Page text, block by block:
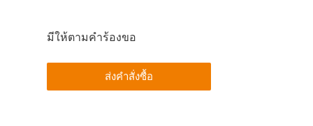
มีให้ตามคำร้องขอ
ส่งคำสั่งซื้อ